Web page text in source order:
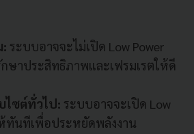
: ระบบอาจจะไม่เปิด Low Power
กษาประสิทธิภาพและเฟรมเรตให้ดี
ไซต์ทั่วไป: ระบบอาจจะเปิด Low
ห้ทันทีเพื่อประหยัดพลังงาน